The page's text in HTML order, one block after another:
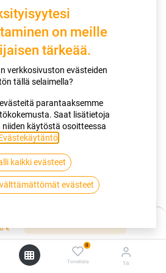
€
0
Toivelista Tili
61H DUNLOP D408
D408
261664
Lisää ostoskoriin
on meille
tärkeää.
verkkosivuston evästeiden
tällä selaimella?
parantaaksemme
Saat lisätietoja
niiden käytöstä osoitteessa
kaikki evästeet
evästeet